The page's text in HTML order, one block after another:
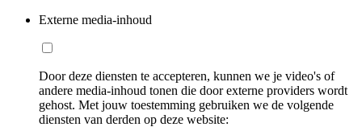
Externe media-inhoud
Door deze diensten te accepteren, kunnen we je video's of
andere media-inhoud tonen die door externe providers wordt
gehost. Met jouw toestemming gebruiken we de volgende
diensten van derden op deze website: